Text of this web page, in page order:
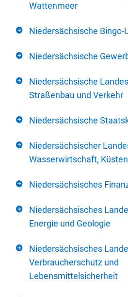
Wattenmeer
Niedersächsische
Niedersächsische
Niedersächsische
Straßenbau und Verkehr
Niedersächsische
Niedersächsischer
Wasserwirtschaft,
Niedersächsisches
Niedersächsisches
Energie und Geologie
Niedersächsisches
Verbraucherschutz und
Lebensmittelsicherheit